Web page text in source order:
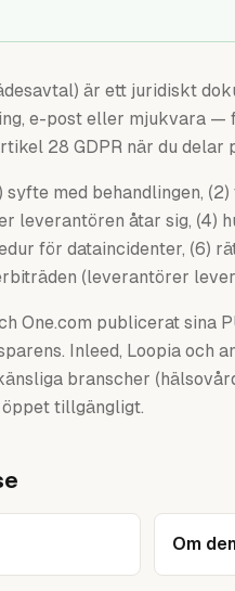
är ett juridiskt
e-post eller mjukvara —
28 GDPR när du delar
med behandlingen,
leverantören åtar sig, (4)
för dataincidenter, (6)
(leverantörer
One.com publicerat
Inleed, Loopia och
branscher
tillgängligt.
Om